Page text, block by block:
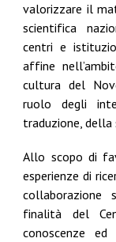
valorizzare il
scientifica
centri e
affine
cultura del
ruolo degli
traduzione, della
Allo scopo di
esperienze di
finalità del
conoscenze ed